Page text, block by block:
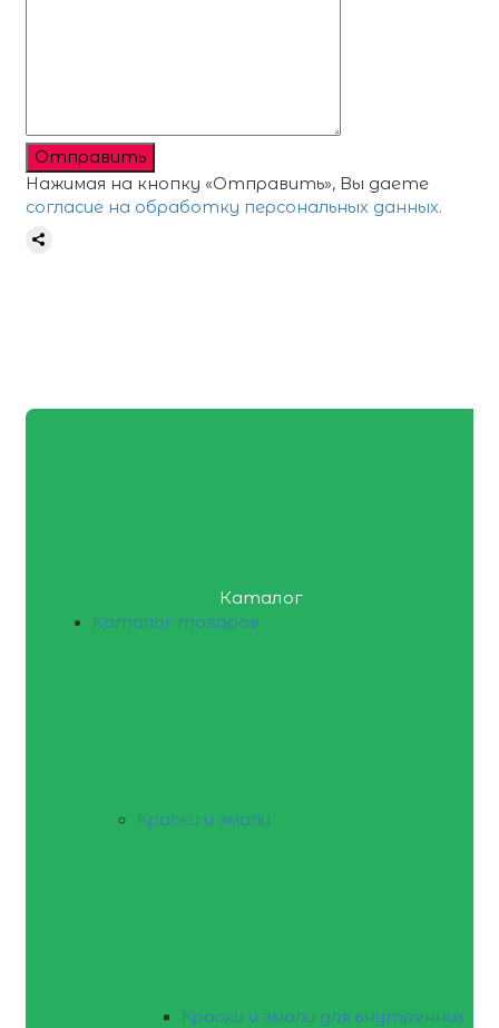
Отправить
Нажимая на кнопку «Отправить», Вы даете
согласие на обработку персональных данных.
Каталог
Каталог товаров
Краски и эмали
Краски и эмали для внутренних